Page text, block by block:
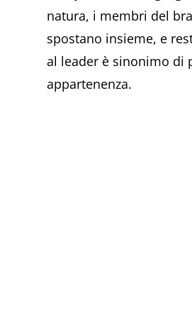
natura, i membri del
spostano insieme, e
al leader è sinonimo di
appartenenza.